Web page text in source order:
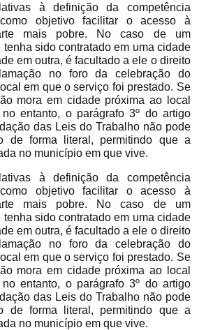
à definição da competência
objetivo facilitar o acesso à
mais pobre. No caso de um
tenha sido contratado em uma cidade
em outra, é facultado a ele o direito
no foro da celebração do
em que o serviço foi prestado. Se
mora em cidade próxima ao local
entanto, o parágrafo 3º do artigo
das Leis do Trabalho não pode
de forma literal, permitindo que a
no município em que vive.
à definição da competência
objetivo facilitar o acesso à
mais pobre. No caso de um
tenha sido contratado em uma cidade
em outra, é facultado a ele o direito
no foro da celebração do
em que o serviço foi prestado. Se
mora em cidade próxima ao local
entanto, o parágrafo 3º do artigo
das Leis do Trabalho não pode
de forma literal, permitindo que a
no município em que vive.